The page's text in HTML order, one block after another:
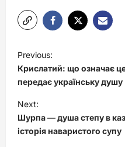
P
o
s
t
n
a
Previous:
Крислатий: що означає
передає українську душу
Next:
Шурпа — душа степу в
історія наваристого супу